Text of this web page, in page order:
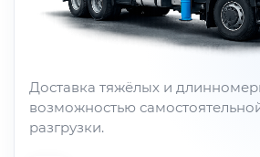
Доставка тяжёлых и
возможностью
разгрузки.